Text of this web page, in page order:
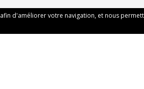
d'améliorer votre navigation, et nous